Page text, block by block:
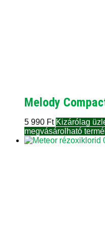
Melody
5 990 Ft Kizárólag
megvásárolható